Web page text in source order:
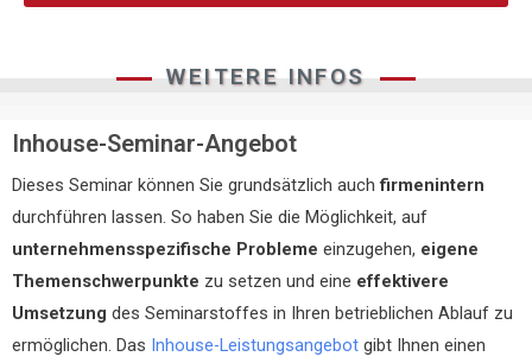
WEITERE INFOS
Inhouse-Seminar-Angebot
Dieses Seminar können Sie grundsätzlich auchfirmenintern
durchführen lassen. So haben Sie die Möglichkeit, auf
unternehmensspezifische Probleme einzugehen, eigene
Themenschwerpunkte zu setzen und eine effektivere
Umsetzung des Seminarstoffes in Ihren betrieblichen Ablauf zu
ermöglichen. Das Inhouse-Leistungsangebot gibt Ihnen einen